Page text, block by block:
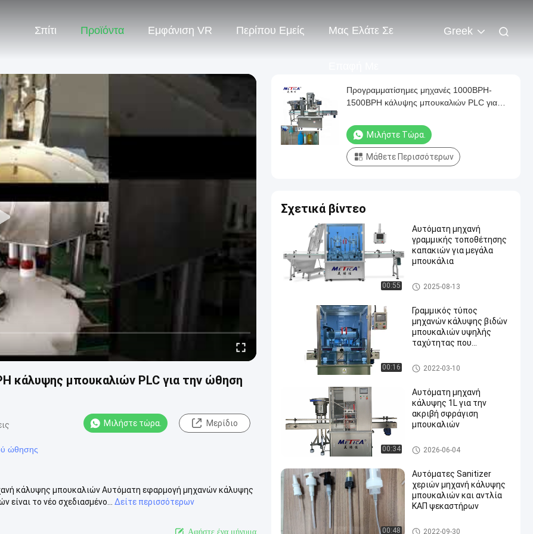
Σπίτι Προϊόντα Εμφάνιση VR Περίπου Εμείς Μας Ελάτε Σε Greek
κάλυψης μπουκαλιών PLC για την ώθηση
Μιλήστε τώρα. Μερίδιο
ώθησης
κάλυψης μπουκαλιών Αυτόματη εφαρμογή μηχανών κάλυψης
το νέο σχεδιασμένο...
Δείτε περισσότερων
Αφήστε ένα μήνυμα
Προγραμματίσημες μηχανές 1000BPH-
1500BPH κάλυψης μπουκαλιών PLC για
Μιλήστε Τώρα.
Μάθετε Περισσότερων
Σχετικά βίντεο
00:55
Αυτόματη μηχανή
γραμμικής τοποθέτησης
καπακιών για μεγάλα
μπουκάλια
ΜΗΧΑΝΗ ΚΑΠ ΜΠΟΥΚΑΛΙΩΝ
2025-08-13
00:16
Γραμμικός τύπος
μηχανών κάλυψης βιδών
μπουκαλιών υψηλής
ταχύτητας που
2kw
ΜΗΧΑΝΗ ΚΑΠ ΜΠΟΥΚΑΛΙΩΝ
2022-03-10
00:34
Αυτόματη μηχανή
κάλυψης 1L για την
ακριβή σφράγιση
μπουκαλιών
ΜΗΧΑΝΗ ΚΑΠ ΜΠΟΥΚΑΛΙΩΝ
2026-06-04
00:48
Αυτόματες Sanitizer
χεριών μηχανή κάλυψης
μπουκαλιών και αντλία
ΚΑΠ ψεκαστήρων
ΜΗΧΑΝΗ ΚΑΠ ΜΠΟΥΚΑΛΙΩΝ
2022-09-30